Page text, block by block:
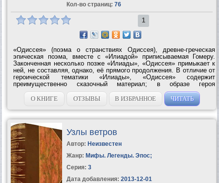
Кол-во страниц: 76
1
«Одиссея» (поэма о странствиях Одиссея), древне-греческая
эпическая поэма, вместе с «Илиадой» приписываемая Гомеру.
Законченная несколько позже «Илиады», «Одиссея» примыкает к
ней, не составляя, однако, её прямого продолжения. В отличие от
героической тематики «Илиады», «Одиссея» содержит
преимущественно сказочный материал; в образе героя
выделяются умственные и нравственные качества. Героем широко
распространённого в мировом...
О КНИГЕ ОТЗЫВЫ В ИЗБРАННОЕ ЧИТАТЬ
Узлы ветров
Автор: Неизвестен
Жанр: Мифы. Легенды. Эпос;
Серия: 3
Дата добавления: 2013-12-01